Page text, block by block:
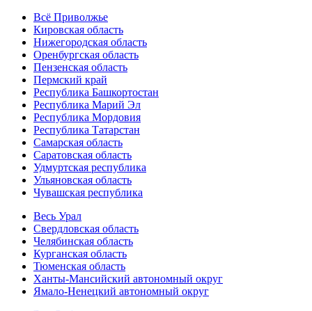
Всё Приволжье
Кировская область
Нижегородская область
Оренбургская область
Пензенская область
Пермский край
Республика Башкортостан
Республика Марий Эл
Республика Мордовия
Республика Татарстан
Самарская область
Саратовская область
Удмуртская республика
Ульяновская область
Чувашская республика
Весь Урал
Свердловская область
Челябинская область
Курганская область
Тюменская область
Ханты-Мансийский автономный округ
Ямало-Ненецкий автономный округ